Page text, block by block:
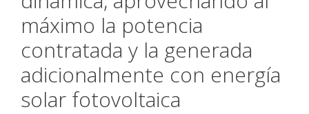
máximo la potencia
contratada y la generada
adicionalmente con energía
solar fotovoltaica